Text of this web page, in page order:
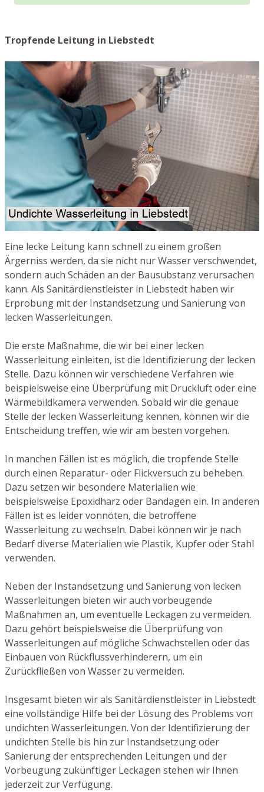
Tropfende Leitung in Liebstedt
Eine lecke Leitung kann schnell zu einem großen
Ärgerniss werden, da sie nicht nur Wasser verschwendet,
sondern auch Schäden an der Bausubstanz verursachen
kann. Als Sanitärdienstleister in Liebstedt haben wir
Erprobung mit der Instandsetzung und Sanierung von
lecken Wasserleitungen.
Die erste Maßnahme, die wir bei einer lecken
Wasserleitung einleiten, ist die Identifizierung der lecken
Stelle. Dazu können wir verschiedene Verfahren wie
beispielsweise eine Überprüfung mit Druckluft oder eine
Wärmebildkamera verwenden. Sobald wir die genaue
Stelle der lecken Wasserleitung kennen, können wir die
Entscheidung treffen, wie wir am besten vorgehen.
In manchen Fällen ist es möglich, die tropfende Stelle
durch einen Reparatur- oder Flickversuch zu beheben.
Dazu setzen wir besondere Materialien wie
beispielsweise Epoxidharz oder Bandagen ein. In anderen
Fällen ist es leider vonnöten, die betroffene
Wasserleitung zu wechseln. Dabei können wir je nach
Bedarf diverse Materialien wie Plastik, Kupfer oder Stahl
verwenden.
Neben der Instandsetzung und Sanierung von lecken
Wasserleitungen bieten wir auch vorbeugende
Maßnahmen an, um eventuelle Leckagen zu vermeiden.
Dazu gehört beispielsweise die Überprüfung von
Wasserleitungen auf mögliche Schwachstellen oder das
Einbauen von Rückflussverhinderern, um ein
Zurückfließen von Wasser zu vermeiden.
Insgesamt bieten wir als Sanitärdienstleister in Liebstedt
eine vollständige Hilfe bei der Lösung des Problems von
undichten Wasserleitungen. Von der Identifizierung der
undichten Stelle bis hin zur Instandsetzung oder
Sanierung der entsprechenden Leitungen und der
Vorbeugung zukünftiger Leckagen stehen wir Ihnen
jederzeit zur Verfügung.